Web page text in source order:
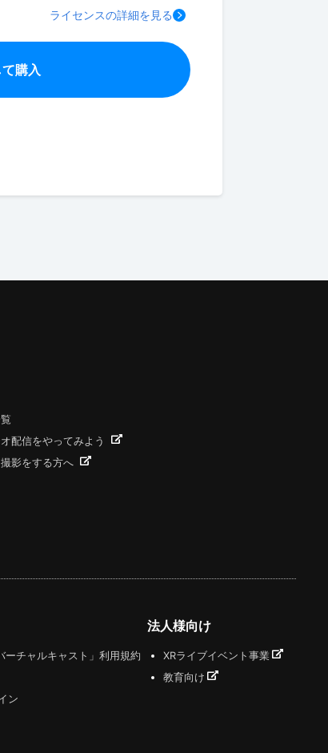
ライセンスの詳細を見る
購入
配信をやってみよう
影をする方へ
ーチャルキャスト」利用規約
ン
法人様向け
XRライブイベント事業
教育向け